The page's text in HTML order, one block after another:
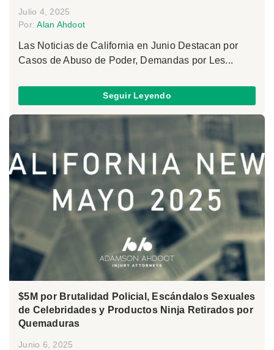
Julio 4, 2025
Por:Alan Ahdoot
Las Noticias de California en Junio Destacan por
Casos de Abuso de Poder, Demandas por Les...
Seguir Leyendo
$5M por Brutalidad Policial, Escándalos Sexuales
de Celebridades y Productos Ninja Retirados por
Quemaduras
Junio 6, 2025